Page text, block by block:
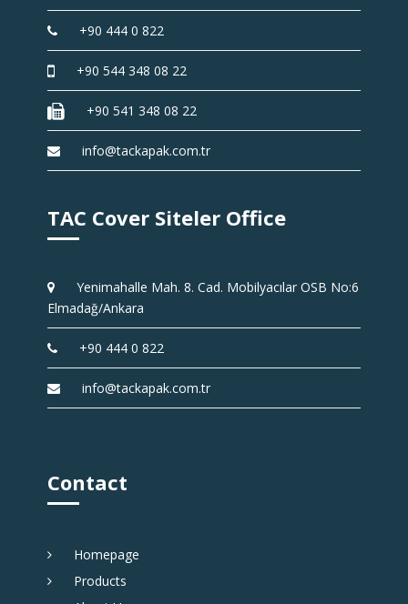
+90 444 0 822
+90 544 348 08 22
+90 541 348 08 22
info@tackapak.com.tr
TAC Cover Siteler Office
Yenimahalle Mah. 8. Cad. Mobilyacılar OSB No:6
Elmadağ/Ankara
+90 444 0 822
info@tackapak.com.tr
Contact
Homepage
Products